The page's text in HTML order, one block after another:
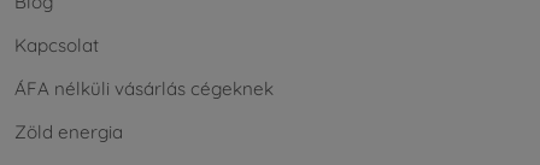
Kapcsolat
ÁFA nélküli vásárlás cégeknek
Zöld energia